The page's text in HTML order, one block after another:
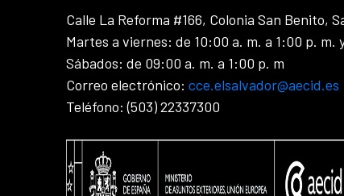
Calle La Reforma #166, Colonia San Benito,
Martes a viernes: de 10:00 a. m. a 1:00 p. m.
Sábados: de 09:00 a. m. a 1:00 p. m
Correo electrónico: cce.elsalvador@aecid.es
Teléfono: (503) 22337300